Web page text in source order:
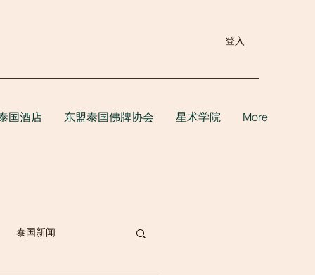
登入
国酒店 东盟泰国佛牌协会 星术学院 More
泰国新闻